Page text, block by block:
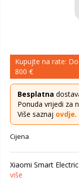
Kupujte na rate: Do
800 €
Besplatna
Ponuda vrijedi za
Više saznaj ovdje.
Cijena
Xiaomi Smart
više